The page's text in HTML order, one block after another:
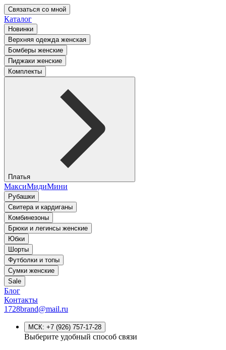
Связаться со мной
Каталог
Новинки
Верхняя одежда женская
Бомберы женские
Пиджаки женские
Комплекты
Платья
МаксиМидиМини
Рубашки
Свитера и кардиганы
Комбинезоны
Брюки и легинсы женские
Юбки
Шорты
Футболки и топы
Сумки женские
Sale
Блог
Контакты
1728brand@mail.ru
МСК: +7 (926) 757-17-28
Выберите удобный способ связи